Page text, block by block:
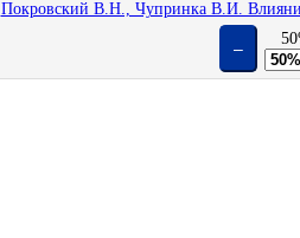
Покровский B.Н., Чупринка В.И.
–